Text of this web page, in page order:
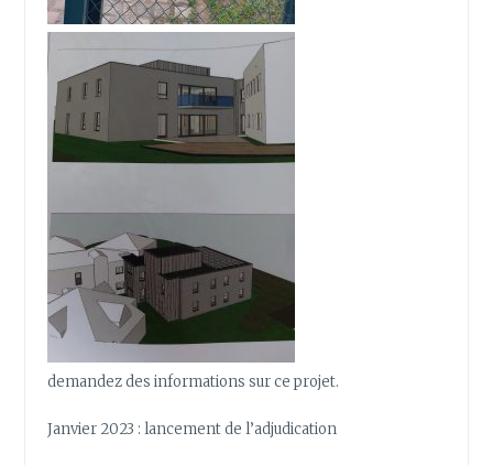
demandez des informations sur ce projet.
Janvier 2023 : lancement de l’adjudication